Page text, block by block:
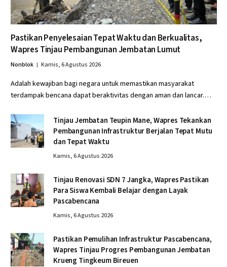
Pastikan Penyelesaian Tepat Waktu dan Berkualitas,
Wapres Tinjau Pembangunan Jembatan Lumut
Nonblok Kamis, 6 Agustus 2026
Adalah kewajiban bagi negara untuk memastikan masyarakat
terdampak bencana dapat beraktivitas dengan aman dan lancar.…
Tinjau Jembatan Teupin Mane, Wapres Tekankan
Pembangunan Infrastruktur Berjalan Tepat Mutu
dan Tepat Waktu
Kamis, 6 Agustus 2026
Tinjau Renovasi SDN 7 Jangka, Wapres Pastikan
Para Siswa Kembali Belajar dengan Layak
Pascabencana
Kamis, 6 Agustus 2026
Pastikan Pemulihan Infrastruktur Pascabencana,
Wapres Tinjau Progres Pembangunan Jembatan
Krueng Tingkeum Bireuen